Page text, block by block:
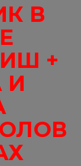
В
+
И